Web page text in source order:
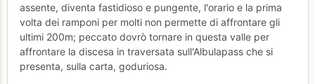
assente, diventa fastidioso e pungente, l'orario e la prima
volta dei ramponi per molti non permette di affrontare gli
ultimi 200m; peccato dovrò tornare in questa valle per
affrontare la discesa in traversata sull'Albulapass che si
presenta, sulla carta, goduriosa.